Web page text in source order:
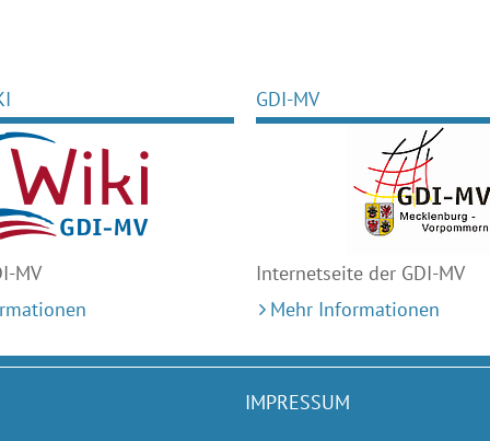
MV
GDI-MV
Internetseite der GDI-MV
Mehr Informationen
IMPRESSUM